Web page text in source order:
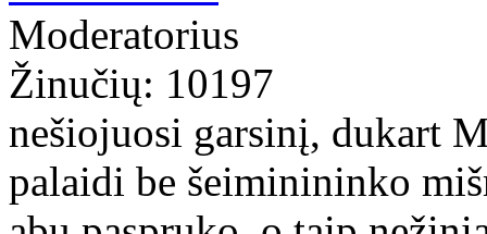
Moderatorius
Žinučių: 10197
nešiojuosi garsinį, dukart
palaidi be šeiminininko